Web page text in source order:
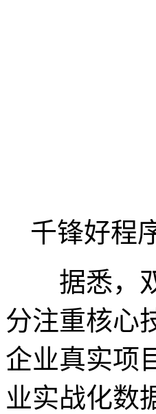
千锋好程
据悉，双
分注重核心
企业真实项
业实战化数